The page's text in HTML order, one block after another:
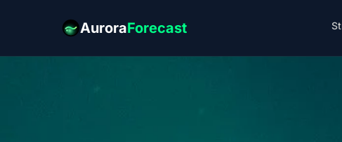
AuroraForecast